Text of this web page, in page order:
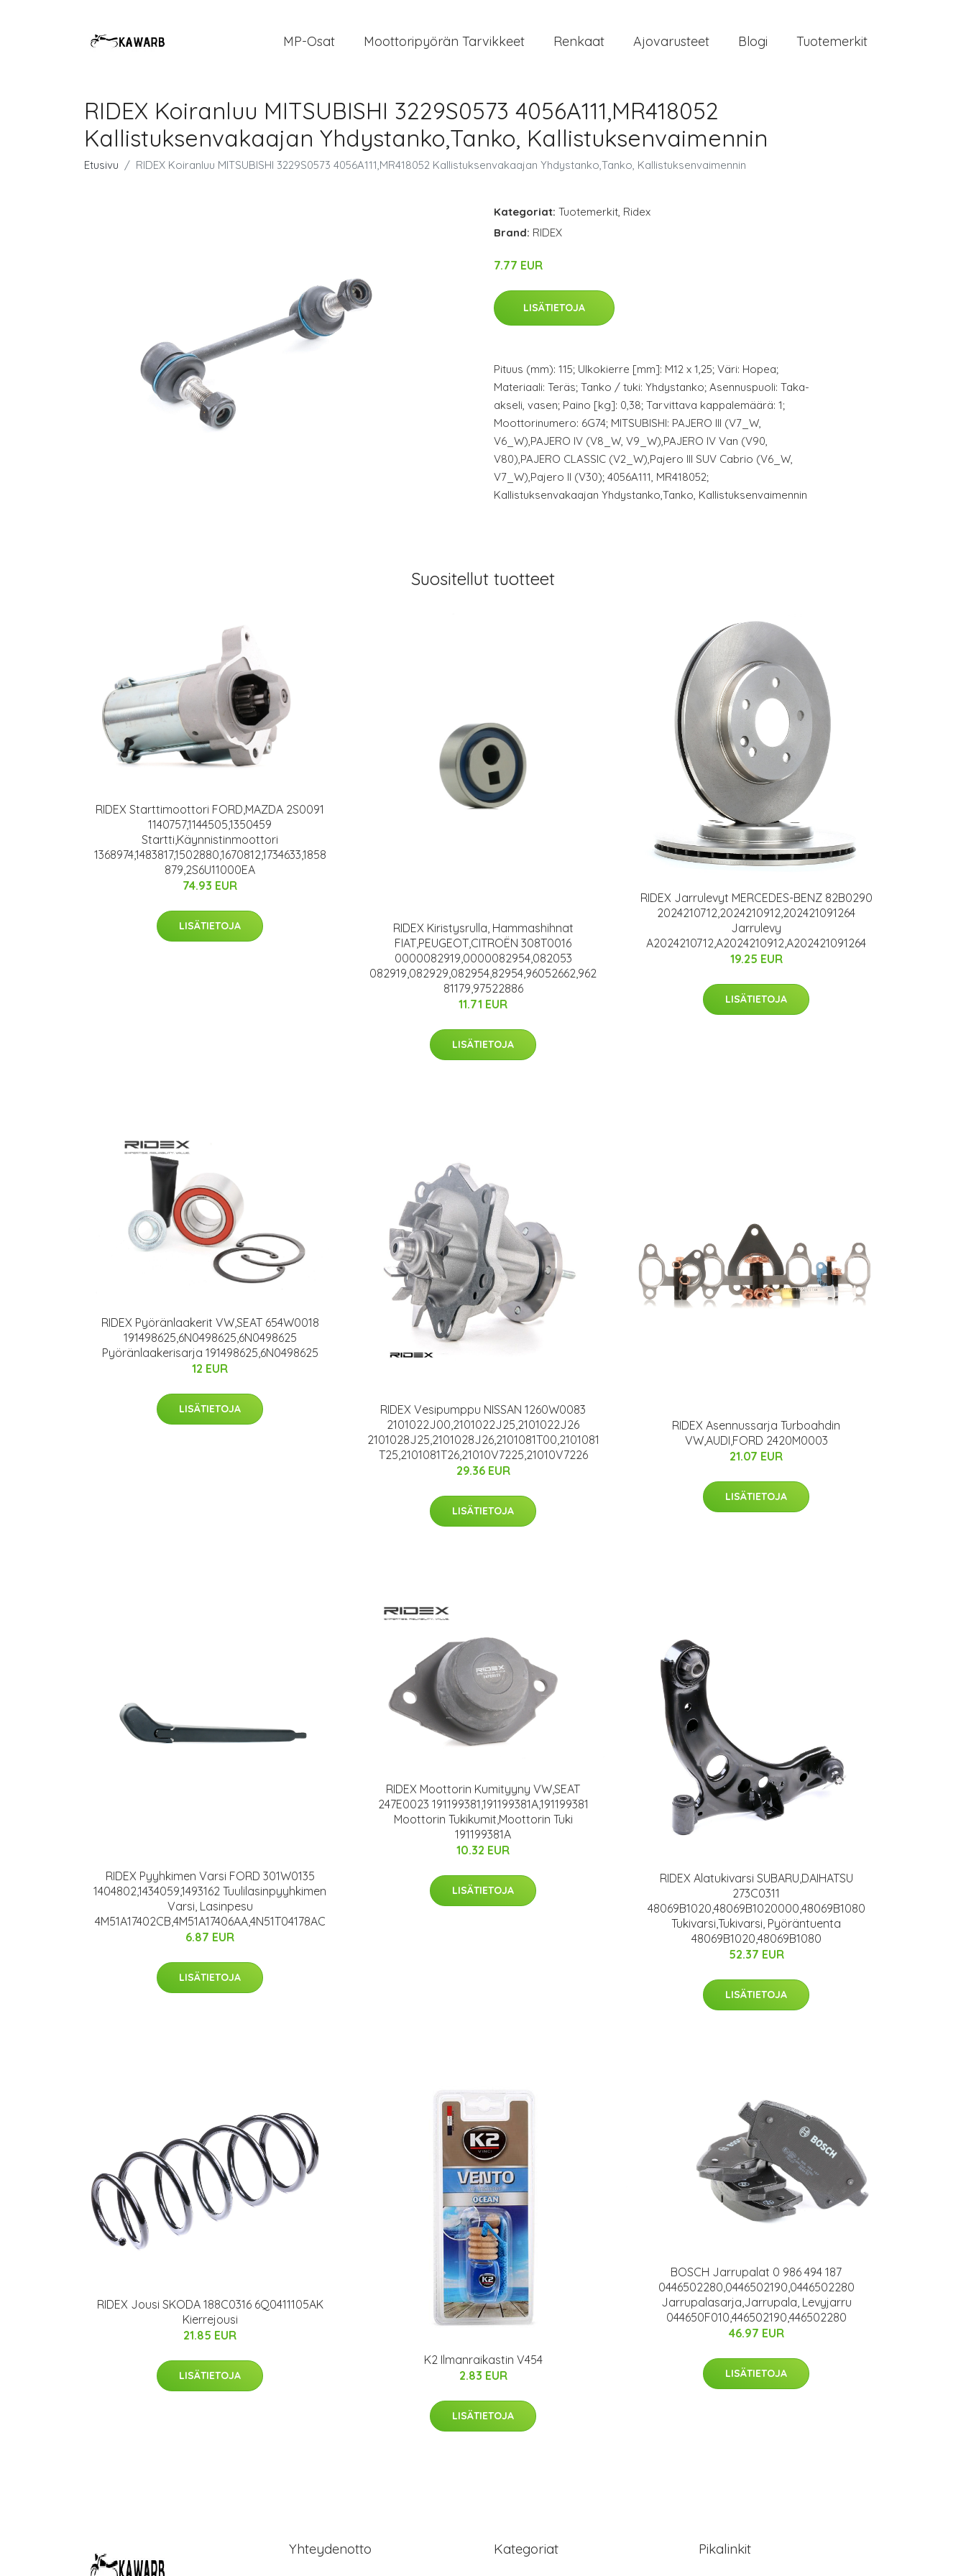
MP-Osat Moottoripyörän Tarvikkeet Renkaat Ajovarusteet Blogi Tuotemerkit
RIDEX Koiranluu MITSUBISHI 3229S0573 4056A111,MR418052
Kallistuksenvakaajan Yhdystanko,Tanko, Kallistuksenvaimennin
Etusivu RIDEX Koiranluu MITSUBISHI 3229S0573 4056A111,MR418052 Kallistuksenvakaajan Yhdystanko,Tanko, Kallistuksenvaimennin
Kategoriat: Tuotemerkit, Ridex
Brand: RIDEX
7.77 EUR
LISÄTIETOJA
Pituus (mm): 115; Ulkokierre [mm]: M12 x 1,25; Väri: Hopea;
Materiaali: Teräs; Tanko / tuki: Yhdystanko; Asennuspuoli: Taka-
akseli, vasen; Paino [kg]: 0,38; Tarvittava kappalemäärä: 1;
Moottorinumero: 6G74; MITSUBISHI: PAJERO III (V7_W,
V6_W),PAJERO IV (V8_W, V9_W),PAJERO IV Van (V90,
V80),PAJERO CLASSIC (V2_W),Pajero III SUV Cabrio (V6_W,
V7_W),Pajero II (V30); 4056A111, MR418052;
Kallistuksenvakaajan Yhdystanko,Tanko, Kallistuksenvaimennin
Suositellut tuotteet
RIDEX Starttimoottori FORD,MAZDA 2S0091
1140757,1144505,1350459
Startti,Käynnistinmoottori
1368974,1483817,1502880,1670812,1734633,1858
879,2S6U11000EA
74.93 EUR
LISÄTIETOJA
RIDEX Kiristysrulla, Hammashihnat
FIAT,PEUGEOT,CITROËN 308T0016
0000082919,0000082954,082053
082919,082929,082954,82954,96052662,962
81179,97522886
11.71 EUR
LISÄTIETOJA
RIDEX Jarrulevyt MERCEDES-BENZ 82B0290
2024210712,2024210912,202421091264
Jarrulevy
A2024210712,A2024210912,A202421091264
19.25 EUR
LISÄTIETOJA
RIDEX Pyöränlaakerit VW,SEAT 654W0018
191498625,6N0498625,6N0498625
Pyöränlaakerisarja 191498625,6N0498625
12 EUR
LISÄTIETOJA
RIDEX Vesipumppu NISSAN 1260W0083
2101022J00,2101022J25,2101022J26
2101028J25,2101028J26,2101081T00,2101081
T25,2101081T26,21010V7225,21010V7226
29.36 EUR
LISÄTIETOJA
RIDEX Asennussarja Turboahdin
VW,AUDI,FORD 2420M0003
21.07 EUR
LISÄTIETOJA
RIDEX Pyyhkimen Varsi FORD 301W0135
1404802,1434059,1493162 Tuulilasinpyyhkimen
Varsi, Lasinpesu
4M51A17402CB,4M51A17406AA,4N51T04178AC
6.87 EUR
LISÄTIETOJA
RIDEX Moottorin Kumityyny VW,SEAT
247E0023 191199381,191199381A,191199381
Moottorin Tukikumit,Moottorin Tuki
191199381A
10.32 EUR
LISÄTIETOJA
RIDEX Alatukivarsi SUBARU,DAIHATSU
273C0311
48069B1020,48069B1020000,48069B1080
Tukivarsi,Tukivarsi, Pyöräntuenta
48069B1020,48069B1080
52.37 EUR
LISÄTIETOJA
RIDEX Jousi SKODA 188C0316 6Q0411105AK
Kierrejousi
21.85 EUR
LISÄTIETOJA
K2 Ilmanraikastin V454
2.83 EUR
LISÄTIETOJA
BOSCH Jarrupalat 0 986 494 187
0446502280,0446502190,0446502280
Jarrupalasarja,Jarrupala, Levyjarru
044650F010,446502190,446502280
46.97 EUR
LISÄTIETOJA
Yhteydenotto Kategoriat Pikalinkit